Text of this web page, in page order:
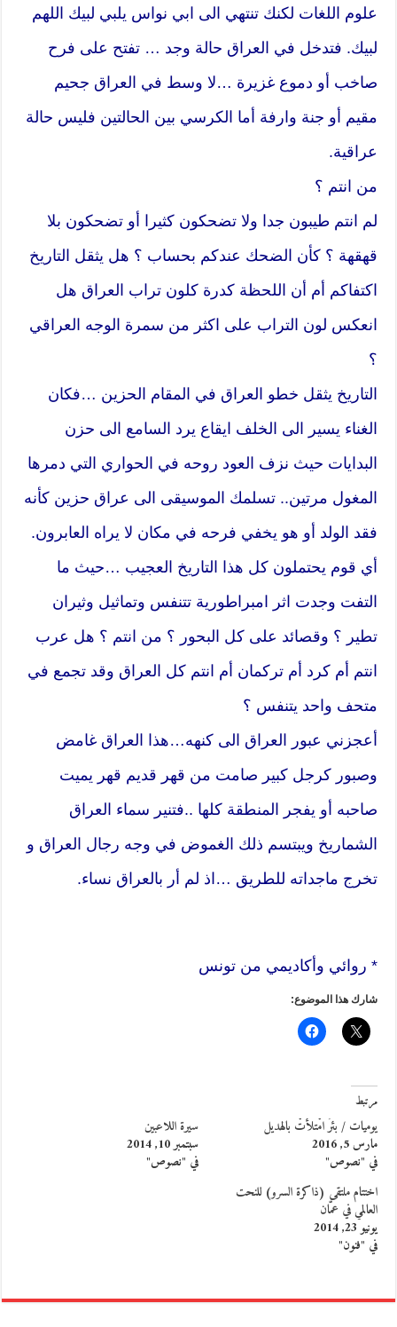
علوم اللغات لكنك تنتهي الى ابي نواس يلبي لبيك اللهم
لبيك. فتدخل في العراق حالة وجد … تفتح على فرح
صاخب أو دموع غزيرة …لا وسط في العراق جحيم
مقيم أو جنة وارفة أما الكرسي بين الحالتين فليس حالة
عراقية.
من انتم ؟
لم انتم طيبون جدا ولا تضحكون كثيرا أو تضحكون بلا
قهقهة ؟ كأن الضحك عندكم بحساب ؟ هل يثقل التاريخ
اكتفاكم أم أن اللحظة كدرة كلون تراب العراق هل
انعكس لون التراب على اكثر من سمرة الوجه العراقي
؟
التاريخ يثقل خطو العراق في المقام الحزين …فكان
الغناء يسير الى الخلف ايقاع يرد السامع الى حزن
البدايات حيث نزف العود روحه في الحواري التي دمرها
المغول مرتين.. تسلمك الموسيقى الى عراق حزين كأنه
فقد الولد أو هو يخفي فرحه في مكان لا يراه العابرون.
أي قوم يحتملون كل هذا التاريخ العجيب …حيث ما
التفت وجدت اثر امبراطورية تتنفس وتماثيل وثيران
تطير ؟ وقصائد على كل البحور ؟ من انتم ؟ هل عرب
انتم أم كرد أم تركمان أم انتم كل العراق وقد تجمع في
متحف واحد يتنفس ؟
أعجزني عبور العراق الى كنهه…هذا العراق غامض
وصبور كرجل كبير صامت من قهر قديم قهر يميت
صاحبه أو يفجر المنطقة كلها ..فتنير سماء العراق
الشماريخ ويبتسم ذلك الغموض في وجه رجال العراق و
تخرج ماجداته للطريق …اذ لم أر بالعراق نساء.
* روائي وأكاديمي من تونس
شارك هذا الموضوع:
مرتبط
يوميات / بئرٌ امْتلأتْ بالهديل
مارس 5, 2016
في "نصوص"
سيرة اللاعبين
سبتمبر 10, 2014
في "نصوص"
اختتام ملتقى (ذاكرة السرو) للنحت
العالمي في عمّان
يونيو 23, 2014
في "فنون"